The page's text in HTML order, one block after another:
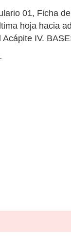
01, Ficha
hoja hacia
IV.